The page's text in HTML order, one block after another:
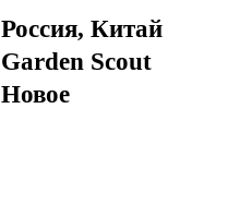
Россия, Китай
Garden Scout
Новое